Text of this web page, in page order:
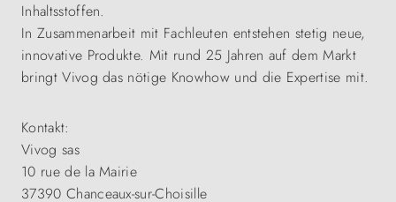
Inhaltsstoffen.
In Zusammenarbeit mit Fachleuten entstehen stetig neue,
innovative Produkte. Mit rund 25 Jahren auf dem Markt
bringt Vivog das nötige Knowhow und die Expertise mit.
Kontakt:
Vivog sas
10 rue de la Mairie
37390 Chanceaux-sur-Choisille